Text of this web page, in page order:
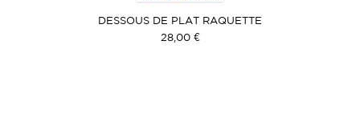
DESSOUS DE PLAT RAQUETTE
28,00 €